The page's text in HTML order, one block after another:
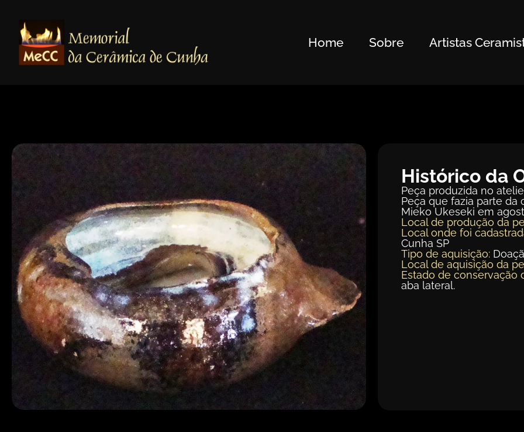
Home Sobre Artistas
Histórico da
Peça produzida no
Peça que fazia parte da
Mieko Ukeseki em
Local de produção da
Local onde foi
Cunha SP
Tipo de aquisição:
Local de aquisição da
Estado de conservação
aba lateral.